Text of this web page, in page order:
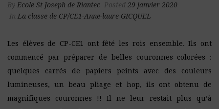
By Ecole St Joseph de Riantec Posted 29 janvier 2020
In La classe de CP/CE1-Anne-laure GICQUEL
Les élèves de CP-CE1 ont fêté les rois ensemble. Ils ont
commencé par préparer de belles couronnes colorées :
quelques carrés de papiers peints avec des couleurs
lumineuses, un beau pliage et hop, ils ont obtenu de
magnifiques couronnes !! Il ne leur restait plus qu’à